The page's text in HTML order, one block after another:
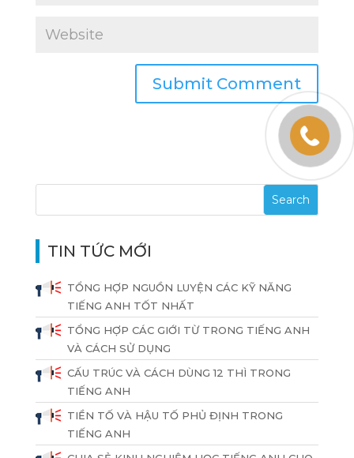
TIN TỨC MỚI
TỔNG HỢP NGUỒN LUYỆN CÁC KỸ NĂNG
TIẾNG ANH TỐT NHẤT
TỔNG HỢP CÁC GIỚI TỪ TRONG TIẾNG ANH
VÀ CÁCH SỬ DỤNG
CẤU TRÚC VÀ CÁCH DÙNG 12 THÌ TRONG
TIẾNG ANH
TIỀN TỐ VÀ HẬU TỐ PHỦ ĐỊNH TRONG
TIẾNG ANH